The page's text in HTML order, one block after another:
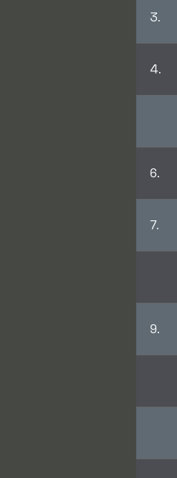
3.
4.
6.
7.
9.